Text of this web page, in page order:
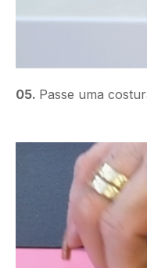
05. Passe uma